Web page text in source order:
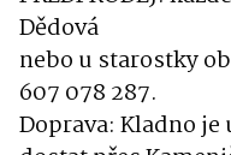
Dědová
nebo u starostky
607 078 287.
Doprava: Kladno je